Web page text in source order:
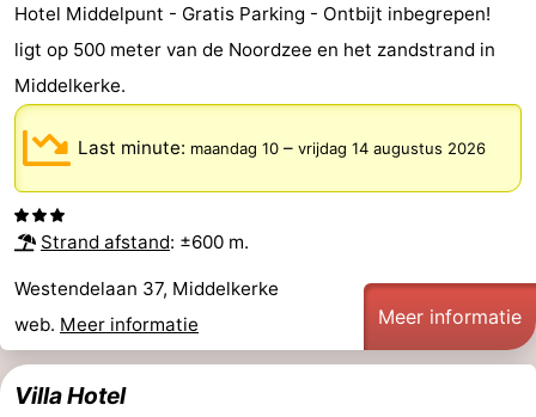
Hotel Middelpunt - Gratis Parking - Ontbijt inbegrepen!
ligt op 500 meter van de Noordzee en het zandstrand in
Middelkerke.
Last minute: maandag 10 – vrijdag 14 augustus 2026
Strand afstand: ±600 m.
Westendelaan 37, Middelkerke
web. Meer informatie Meer informatie
Villa Hotel